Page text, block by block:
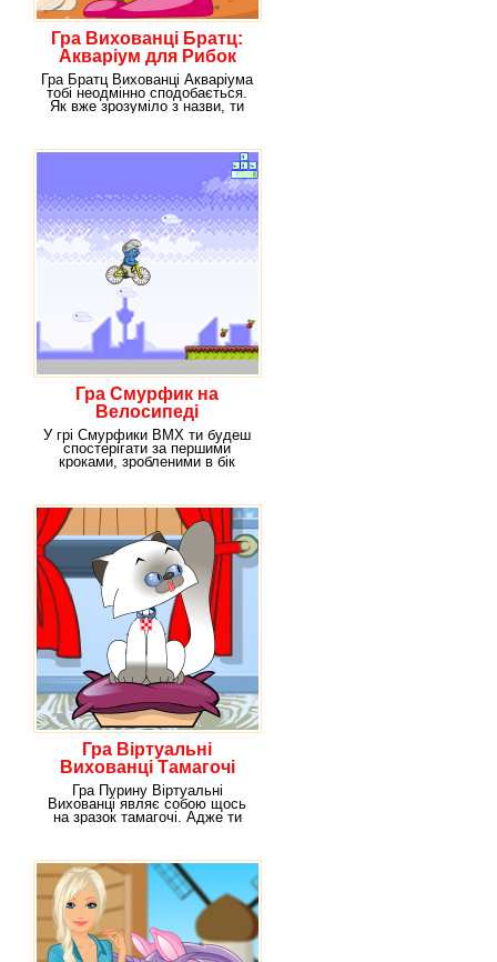
Гра Вихованці Братц:
Акваріум для Рибок
Гра Братц Вихованці Акваріума
тобі неодмінно сподобається.
Як вже зрозуміло з назви, ти
Гра Смурфик на
Велосипеді
У грі Смурфики ВМХ ти будеш
спостерігати за першими
кроками, зробленими в бік
Гра Віртуальні
Вихованці Тамагочі
Гра Пурину Віртуальні
Вихованці являє собою щось
на зразок тамагочі. Адже ти